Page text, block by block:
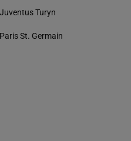
Juventus Turyn
Paris St. Germain